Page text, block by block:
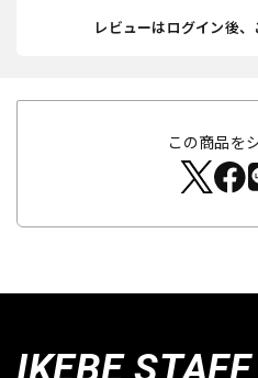
レビューはログイン後、
この商品を